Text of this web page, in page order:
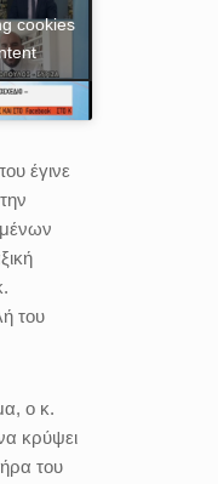
cookies
έγινε
του
ο κ.
κρύψει
του